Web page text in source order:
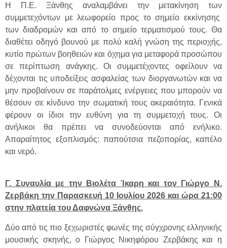
Η Π.Ε. Ξάνθης αναλαμβάνει την μετακίνηση των
συμμετεχόντων με λεωφορείο προς το σημείο εκκίνησης
των διαδρομών και από το σημείο τερματισμού τους. Θα
διαθέτει οδηγό βουνού με πολύ καλή γνώση της περιοχής,
κυτίο πρώτων βοηθειών και όχημα για μεταφορά προσώπου
σε περίπτωση ανάγκης. Οι συμμετέχοντες οφείλουν να
δέχονται τις υποδείξεις ασφαλείας των διοργανωτών και να
μην προβαίνουν σε παράτολμες ενέργειες που μπορούν να
θέσουν σε κίνδυνο την σωματική τους ακεραιότητα. Γενικά
φέρουν οι ίδιοι την ευθύνη για τη συμμετοχή τους. Οι
ανήλικοι θα πρέπει να συνοδεύονται από ενήλικο.
Απαραίτητος εξοπλισμός: παπούτσια πεζοπορίας, καπέλο
και νερό.
Γ. Συναυλία με την Βιολέτα Ίκαρη και τον Γιώργο Ν.
Ζερβάκη την Παρασκευή 10 Ιουλίου 2026 και ώρα 21:00
στην πλατεία του Δαφνώνα Ξάνθης.
Δύο από τις πιο ξεχωριστές φωνές της σύγχρονης ελληνικής
μουσικής σκηνής, ο Γιώργος Νικηφόρου Ζερβάκης και η